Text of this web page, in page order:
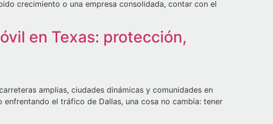
crecimiento o una empresa consolidada, contar con el
en Texas: protección,
amplias, ciudades dinámicas y comunidades en
el tráfico de Dallas, una cosa no cambia: tener